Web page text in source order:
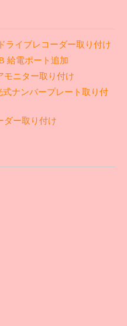
ライブレコーダー取り付け
給電ポート追加
モニター取り付け
ナンバープレート取り付
ダー取り付け